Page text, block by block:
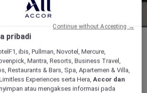
Offers
Resort
pribadi
ibis, Pullman, Novotel, Mercure,
Mantra, Resorts, Business Travel,
Restaurants & Bars, Spa, Apartemen & Villa,
Experiences serta Hera,Accor dan
atau mengakses informasi pada
Continue without Accepting →